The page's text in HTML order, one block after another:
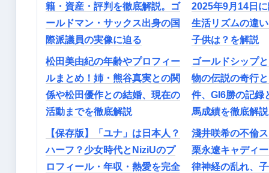
籍・資産・評判を徹底解説。ゴ
ールドマン・サックス出身の国
際派議員の実像に迫る
2025年9月14日
生活リズムの違
子供は？を解説
松田美由紀の年齢やプロフィー
ルまとめ！姉・熊谷真実との関
係や松田優作との結婚、現在の
活動までを徹底解説
ゴールドシップ
物の伝説の奇行
件、GI6勝の記録
馬成績を徹底解説
【保存版】「ユナ」は日本人？
ハーフ？少女時代とNiziUのプ
ロフィール・年収・熱愛を完全
淺井咲希の不倫
栗永遼キャディ
律神経の乱れ、